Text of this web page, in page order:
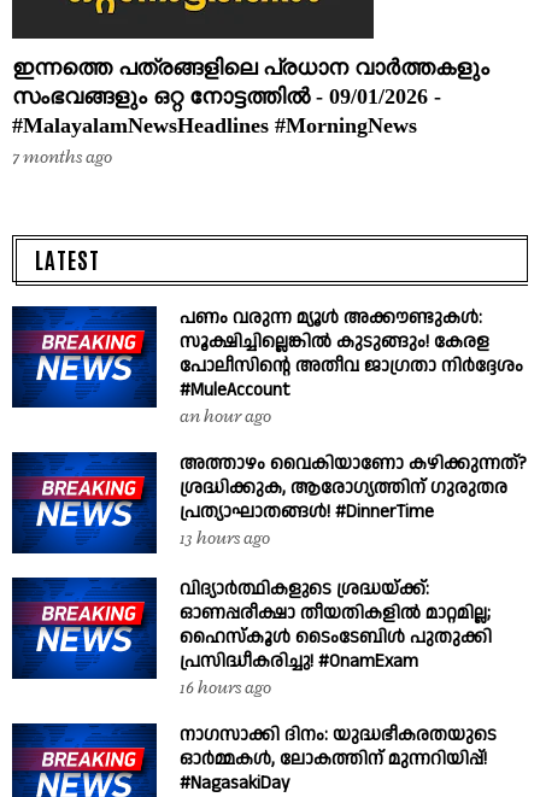
ഇന്നത്തെ പത്രങ്ങളിലെ പ്രധാന വാർത്തകളും
സംഭവങ്ങളും ഒറ്റ നോട്ടത്തിൽ - 09/01/2026 -
#MalayalamNewsHeadlines #MorningNews
7 months ago
LATEST
പണം വരുന്ന മ്യൂൾ അക്കൗണ്ടുകൾ:
സൂക്ഷിച്ചില്ലെങ്കിൽ കുടുങ്ങും! കേരള
പോലീസിന്റെ അതീവ ജാഗ്രതാ നിർദ്ദേശം
#MuleAccount
an hour ago
അത്താഴം വൈകിയാണോ കഴിക്കുന്നത്?
ശ്രദ്ധിക്കുക, ആരോഗ്യത്തിന് ഗുരുതര
പ്രത്യാഘാതങ്ങൾ! #DinnerTime
13 hours ago
വിദ്യാർത്ഥികളുടെ ശ്രദ്ധയ്ക്ക്:
ഓണപ്പരീക്ഷാ തീയതികളിൽ മാറ്റമില്ല;
ഹൈസ്കൂൾ ടൈംടേബിൾ പുതുക്കി
പ്രസിദ്ധീകരിച്ചു! #OnamExam
16 hours ago
നാഗസാക്കി ദിനം: യുദ്ധഭീകരതയുടെ
ഓർമ്മകൾ, ലോകത്തിന് മുന്നറിയിപ്പ്!
#NagasakiDay